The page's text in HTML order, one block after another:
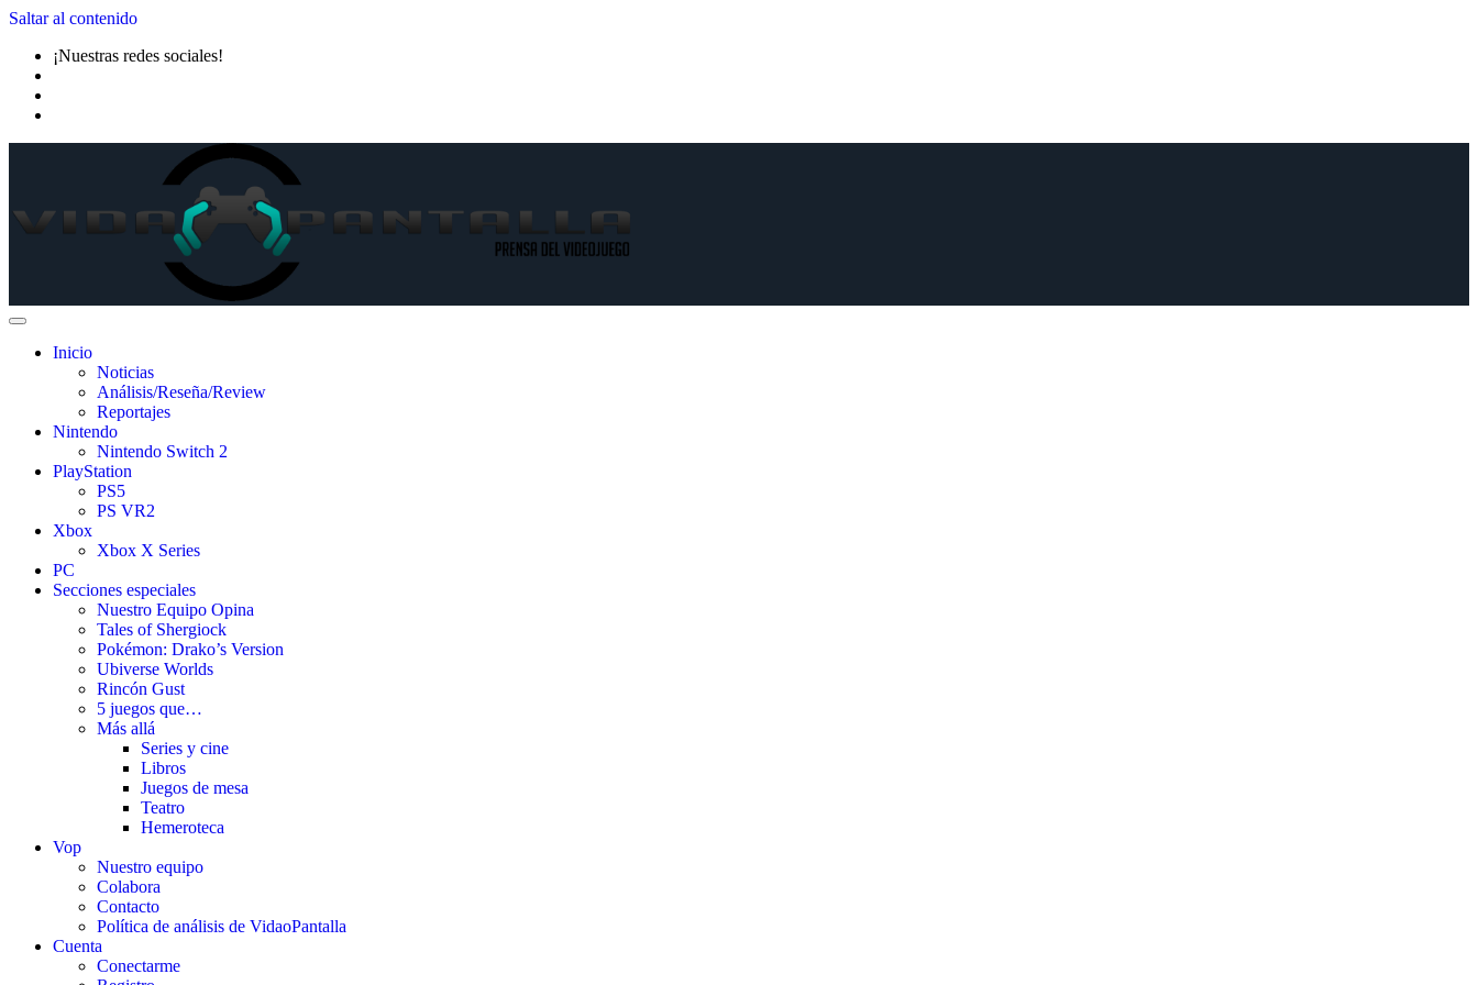
Saltar al contenido
¡Nuestras redes sociales!
Inicio
Noticias
Análisis/Reseña/Review
Reportajes
Nintendo
Nintendo Switch 2
PlayStation
PS5
PS VR2
Xbox
Xbox X Series
PC
Secciones especiales
Nuestro Equipo Opina
Tales of Shergiock
Pokémon: Drako’s Version
Ubiverse Worlds
Rincón Gust
5 juegos que…
Más allá
Series y cine
Libros
Juegos de mesa
Teatro
Hemeroteca
Vop
Nuestro equipo
Colabora
Contacto
Política de análisis de VidaoPantalla
Cuenta
Conectarme